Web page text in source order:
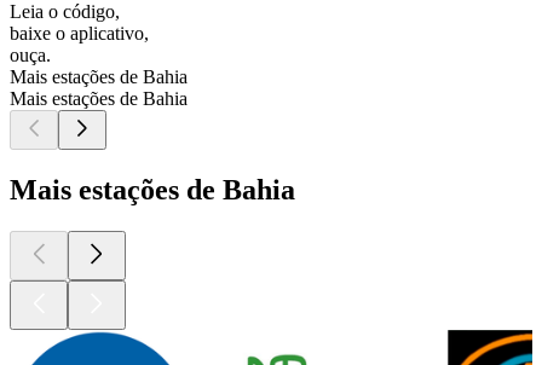
Leia o código,
baixe o aplicativo,
ouça.
Mais estações de Bahia
Mais estações de Bahia
Mais estações de Bahia